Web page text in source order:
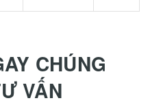
CHÚNG
VẤN